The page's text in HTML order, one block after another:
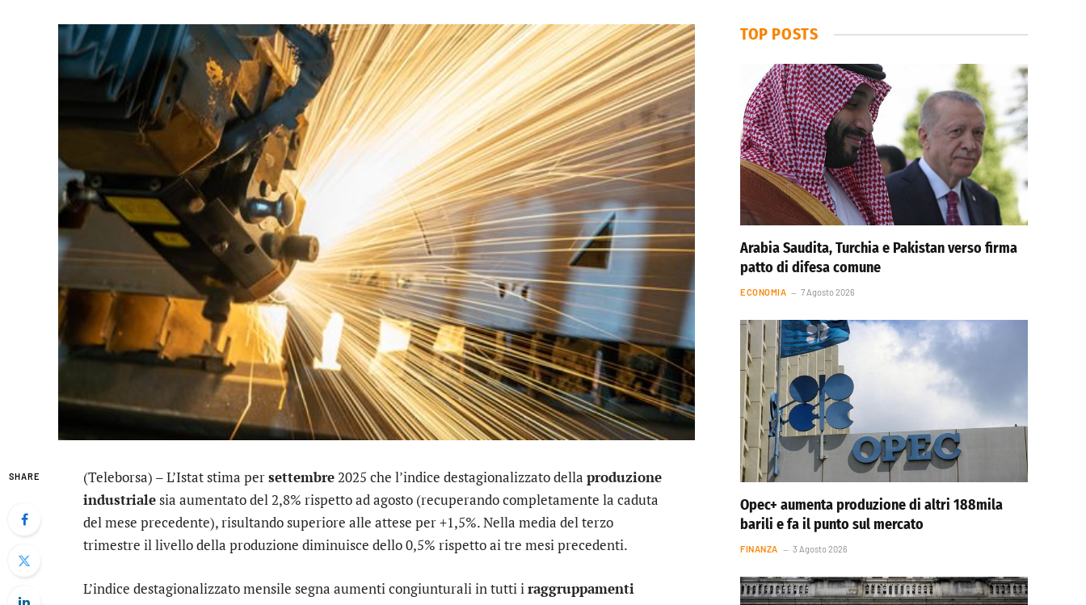
SHARE (Teleborsa) – L’Istat stima persettembre2025 che l’indice destagionalizzato della produzione
industrialesia aumentato del 2,8% rispetto ad agosto (recuperando completamente la caduta
del mese precedente), risultando superiore alle attese per +1,5%. Nella media del terzo
trimestre il livello della produzione diminuisce dello 0,5% rispetto ai tre mesi precedenti.
L’indice destagionalizzato mensile segna aumenti congiunturali in tutti iraggruppamenti
TOP POSTS
Arabia Saudita, Turchia e Pakistan verso firma
patto di difesa comune
ECONOMIA 7 Agosto 2026
Opec+ aumenta produzione di altri 188mila
barili e fa il punto sul mercato
FINANZA 3 Agosto 2026